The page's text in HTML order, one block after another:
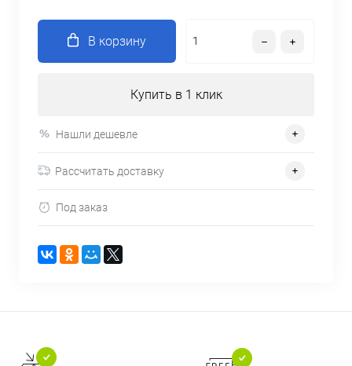
В корзину
Купить в 1 клик
Нашли дешевле
Рассчитать доставку
Под заказ